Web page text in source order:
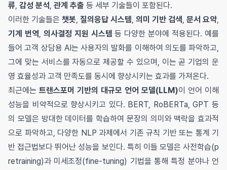
류, 감성 분석, 관계 추출 등 세부 기술들이 포함된다.
이러한 기술들은 챗봇, 질의응답 시스템, 의미 기반 검색, 문서 요약,
기계 번역, 의사결정 지원 시스템 등 다양한 분야에 적용된다. 예를
들어 고객 상담용 AI는 사용자의 발화를 이해하여 의도를 파악하고,
그에 맞는 서비스를 자동으로 제공할 수 있으며, 이는 곧 기업의 운
영 효율성과 고객 만족도를 동시에 향상시키는 효과를 가져온다.
최근에는 트랜스포머 기반의 대규모 언어 모델(LLM)이 언어 이해
성능을 비약적으로 향상시키고 있다. BERT, RoBERTa, GPT 등
의 모델은 방대한 데이터를 학습하여 문장의 의미와 맥락을 효과적
으로 파악하고, 다양한 NLP 과제에서 기존 규칙 기반 또는 통계 기
반 접근법보다 뛰어난 성능을 보인다. 특히 이들 모델은 사전학습(p
retraining)과 미세조정(fine-tuning) 기법을 통해 특정 분야나 언